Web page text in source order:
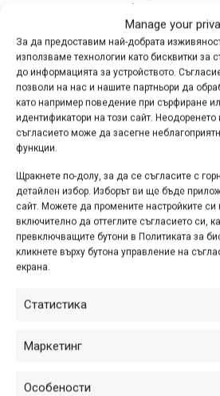
Manage your
За да предоставим най-добрата
използваме технологии като бисквитки за
до информацията за устройството.
позволи на нас и нашите партньори да
като например поведение при сърфиране
идентификатори на този сайт. Неодоренето
съгласието може да засегне
функции.
Щракнете по-долу, за да се съгласите с
детайлен избор. Изборът ви ще бъде
сайт. Можете да промените настройките си
включително да оттеглите съгласието си,
превключващите бутони в Политиката за
кликнете върху бутона управление на
екрана.
Статистика
Маркетинг
Особености
Schwalbe Hans Dampf 2.35
бордове, две от тях са с
Schwalbe-то изискваше най-
демонтаж, но дори и при него
проблеми, каквито съм имал с
И трите гуми, с които съм ползвал
безкамерна употреба. Никъде не
причина да не са, така че реших да
Резултатът? С двете по-тежки и
(Baron и Hans Dampf) нямаше
монтажът стана от пръв път, като
имаше 1-2 точки, в които
заспаха. Тези две гуми са и по-
от първи път, но имаше повечко
гумата избиваха влажни петна